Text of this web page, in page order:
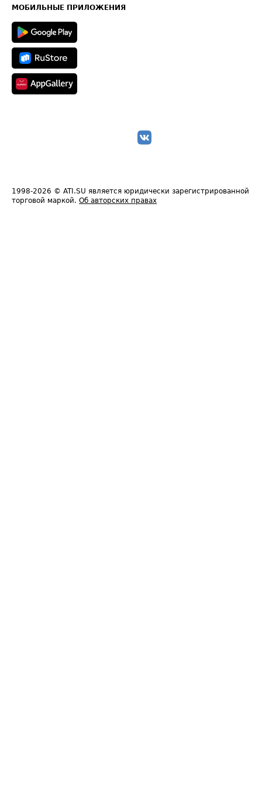
Техническая информация
МОБИЛЬНЫЕ ПРИЛОЖЕНИЯ
1998-2026 © ATI.SU является юридически зарегистрированной
торговой маркой. Об авторских правах